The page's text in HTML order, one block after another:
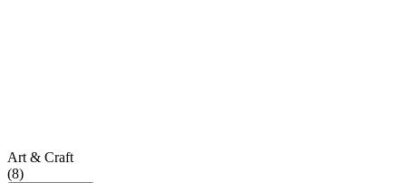
Art & Craft
(8)